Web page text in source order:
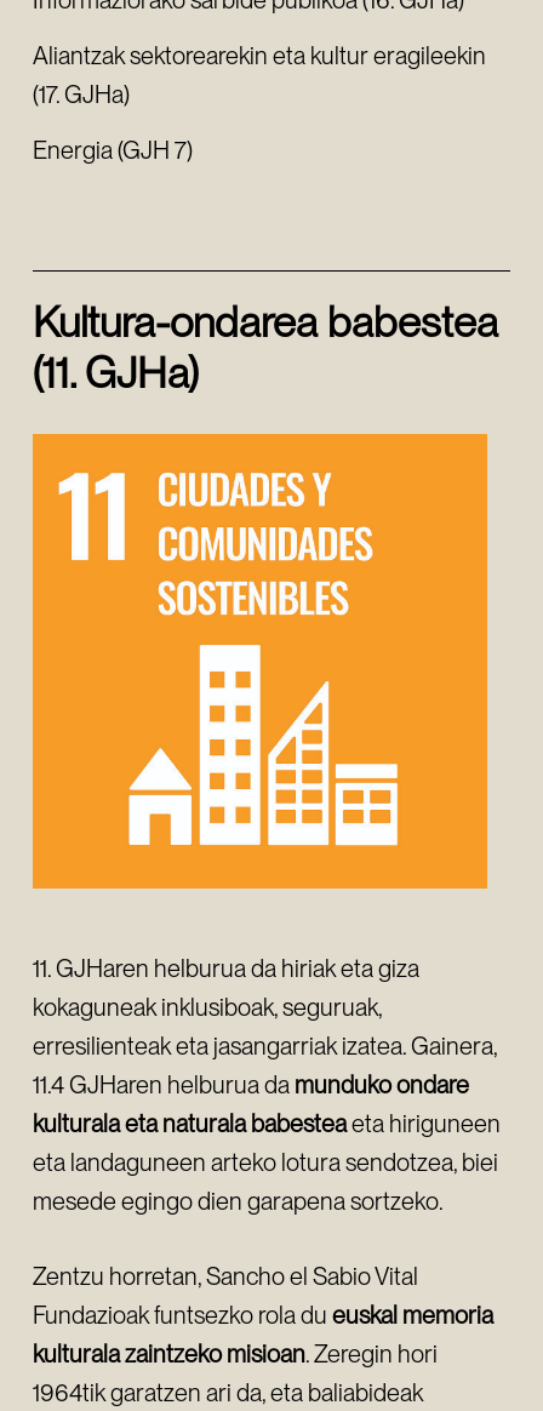
Aliantzak sektorearekin eta kultur eragileekin
(17. GJHa)
Energia (GJH 7)
Kultura-ondarea babestea
(11. GJHa)
11. GJHaren helburua da hiriak eta giza
kokaguneak inklusiboak, seguruak,
erresilienteak eta jasangarriak izatea. Gainera,
11.4 GJHaren helburua da munduko ondare
kulturala eta naturala babesteaeta hiriguneen
eta landaguneen arteko lotura sendotzea, biei
mesede egingo dien garapena sortzeko.
Zentzu horretan, Sancho el Sabio Vital
Fundazioak funtsezko rola du euskal memoria
kulturala zaintzeko misioan. Zeregin hori
1964tik garatzen ari da, eta baliabideak